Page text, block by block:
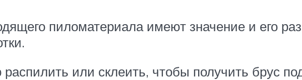
пиломатериала имеют значение и его
или склеить, чтобы получить брус